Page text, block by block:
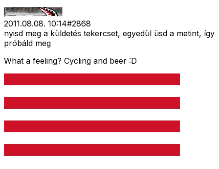
2011.08.08. 10:14#2868
nyisd meg a küldetés tekercset, egyedül üsd a metint, így
próbáld meg
What a feeling? Cycling and beer :D